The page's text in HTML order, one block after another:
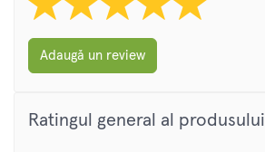
Adaugă un review
Ratingul general al produsului